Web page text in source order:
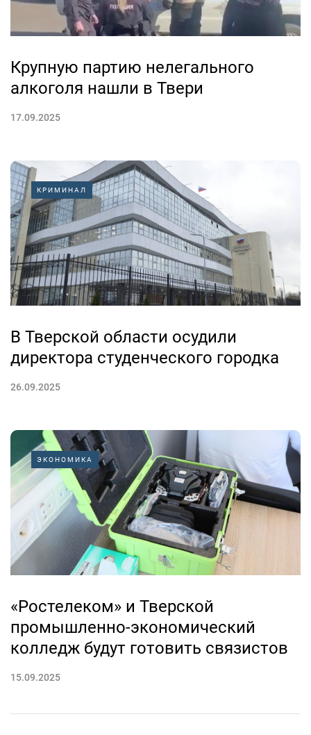
Крупную партию нелегального
алкоголя нашли в Твери
17.09.2025
КРИМИНАЛ
В Тверской области осудили
директора студенческого городка
26.09.2025
ЭКОНОМИКА
«Ростелеком» и Тверской
промышленно-экономический
колледж будут готовить связистов
15.09.2025